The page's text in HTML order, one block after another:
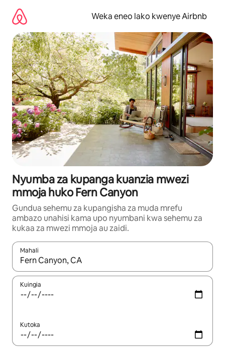
kwenda
kwenye
maudhui
Weka eneo lako kwenye Airbnb
Nyumba za kupanga kuanzia mwezi
mmoja huko Fern Canyon
Gundua sehemu za kupangisha za muda mrefu
ambazo unahisi kama upo nyumbani kwa sehemu za
kukaa za mwezi mmoja au zaidi.
Mahali
Wakati matokeo yanapatikana, vinjari kwa kutumia vitufe vya
Kuingia
Kutoka